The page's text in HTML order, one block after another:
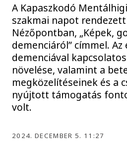
A Kapaszkodó
szakmai napot
Nézőpontban, „Képek,
demenciáról” címmel. Az
demenciával
növelése, valamint a
megközelítéseinek és a
nyújtott támogatás
volt.
2024. DECEMBER 5. 11:27